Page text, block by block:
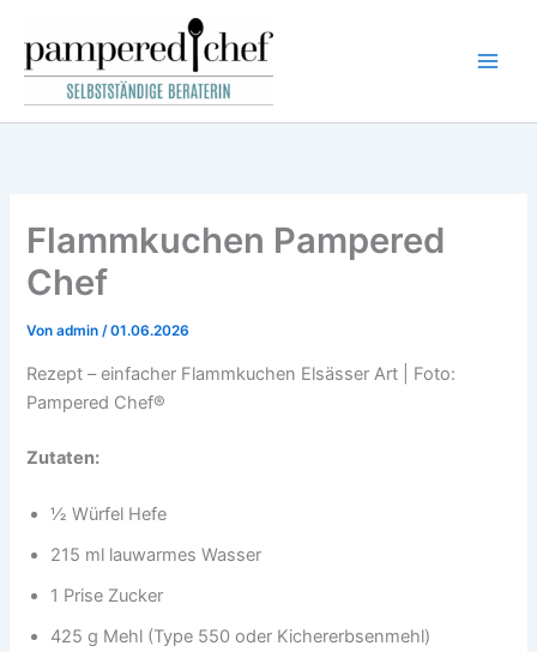
Inhalt
springen
Flammkuchen Pampered
Chef
Vonadmin/01.06.2026
Rezept – einfacher Flammkuchen Elsässer Art | Foto:
Pampered Chef®
Zutaten:
½ Würfel Hefe
215 ml lauwarmes Wasser
1 Prise Zucker
425 g Mehl (Type 550 oder Kichererbsenmehl)